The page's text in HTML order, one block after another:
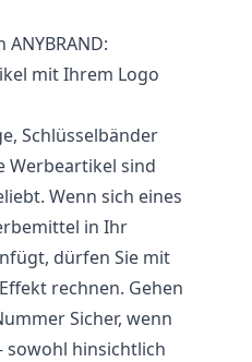
mit Ihrem Logo
, Schlüsselbänder
Werbeartikel sind
Wenn sich eines
in Ihr
dürfen Sie mit
rechnen. Gehen
Sicher, wenn
sowohl hinsichtlich